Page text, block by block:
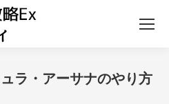
ラ・アーサナのやり方